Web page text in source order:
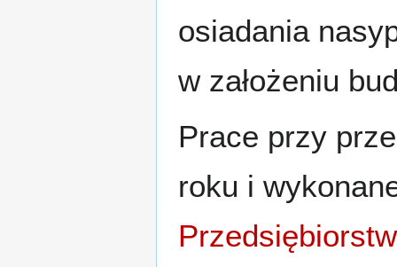
osiadania
w założeniu
Prace przy
roku i